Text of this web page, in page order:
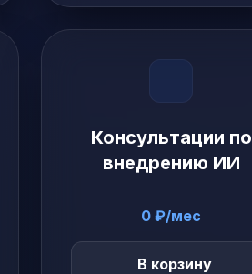
Консультации по
внедрению ИИ
0 ₽/мес
В корзину